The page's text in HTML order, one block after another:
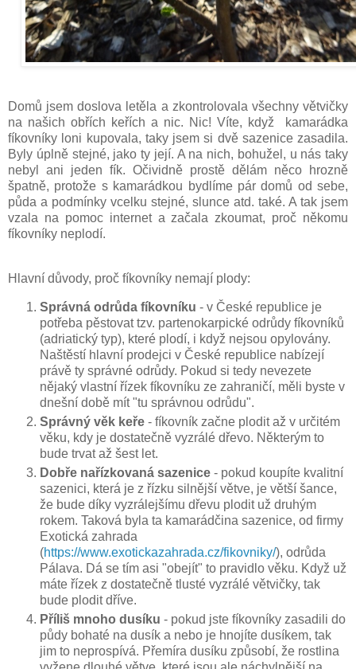
Domů jsem doslova letěla a zkontrolovala všechny větvičky
na našich obřích keřích a nic. Nic! Víte, když kamarádka
fíkovníky loni kupovala, taky jsem si dvě sazenice zasadila.
Byly úplně stejné, jako ty její. A na nich, bohužel, u nás taky
nebyl ani jeden fík. Očividně prostě dělám něco hrozně
špatně, protože s kamarádkou bydlíme pár domů od sebe,
půda a podmínky vcelku stejné, slunce atd. také. A tak jsem
vzala na pomoc internet a začala zkoumat, proč někomu
fíkovníky neplodí.
Hlavní důvody, proč fíkovníky nemají plody:
Správná odrůda fíkovníku - v České republice je
potřeba pěstovat tzv. partenokarpické odrůdy fíkovníků
(adriatický typ), které plodí, i když nejsou opylovány.
Naštěstí hlavní prodejci v České republice nabízejí
právě ty správné odrůdy. Pokud si tedy nevezete
nějaký vlastní řízek fíkovníku ze zahraničí, měli byste v
dnešní době mít "tu správnou odrůdu".
Správný věk keře - fíkovník začne plodit až v určitém
věku, kdy je dostatečně vyzrálé dřevo. Některým to
bude trvat až šest let.
Dobře nařízkovaná sazenice - pokud koupíte kvalitní
sazenici, která je z řízku silnější větve, je větší šance,
že bude díky vyzrálejšímu dřevu plodit už druhým
rokem. Taková byla ta kamarádčina sazenice, od firmy
Exotická zahrada
(https://www.exotickazahrada.cz/fikovniky/), odrůda
Pálava. Dá se tím asi "obejít" to pravidlo věku. Když už
máte řízek z dostatečně tlusté vyzrálé větvičky, tak
bude plodit dříve.
Příliš mnoho dusíku - pokud jste fíkovníky zasadili do
půdy bohaté na dusík a nebo je hnojíte dusíkem, tak
jim to neprospívá. Přemíra dusíku způsobí, že rostlina